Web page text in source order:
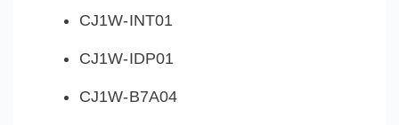
CJ1W-INT01
CJ1W-IDP01
CJ1W-B7A04